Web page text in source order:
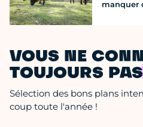
manquer
VOUS NE
TOUJOURS
Sélection des bons plans
coup toute l'année !